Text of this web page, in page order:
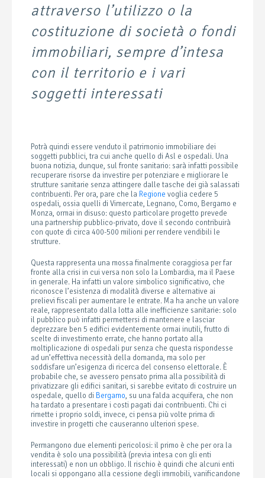
attraverso l’utilizzo o la
costituzione di società o fondi
immobiliari, sempre d’intesa
con il territorio e i vari
soggetti interessati
Potrà quindi essere venduto il patrimonio immobiliare dei
soggetti pubblici, tra cui anche quello di Asl e ospedali. Una
buona notizia, dunque, sul fronte sanitario: sarà infatti possibile
recuperare risorse da investire per potenziare e migliorare le
strutture sanitarie senza attingere dalle tasche dei già salassati
contribuenti. Per ora, pare che la Regione voglia cedere 5
ospedali, ossia quelli di Vimercate, Legnano, Como, Bergamo e
Monza, ormai in disuso: questo particolare progetto prevede
una partnership pubblico-privato, dove il secondo contribuirà
con quote di circa 400-500 milioni per rendere vendibili le
strutture.
Questa rappresenta una mossa finalmente coraggiosa per far
fronte alla crisi in cui versa non solo la Lombardia, ma il Paese
in generale. Ha infatti un valore simbolico significativo, che
riconosce l’esistenza di modalità diverse e alternative ai
prelievi fiscali per aumentare le entrate. Ma ha anche un valore
reale, rappresentato dalla lotta alle inefficienze sanitarie: solo
il pubblico può infatti permettersi di mantenere e lasciar
deprezzare ben 5 edifici evidentemente ormai inutili, frutto di
scelte di investimento errate, che hanno portato alla
moltiplicazione di ospedali pur senza che questa rispondesse
ad un’effettiva necessità della domanda, ma solo per
soddisfare un’esigenza di ricerca del consenso elettorale. È
probabile che, se avessero pensato prima alla possibilità di
privatizzare gli edifici sanitari, si sarebbe evitato di costruire un
ospedale, quello di Bergamo, su una falda acquifera, che non
ha tardato a presentare i costi pagati dai contribuenti. Chi ci
rimette i proprio soldi, invece, ci pensa più volte prima di
investire in progetti che causeranno ulteriori spese.
Permangono due elementi pericolosi: il primo è che per ora la
vendita è solo una possibilità (previa intesa con gli enti
interessati) e non un obbligo. Il rischio è quindi che alcuni enti
locali si oppongano alla cessione degli immobili, vanificandone